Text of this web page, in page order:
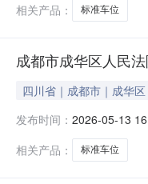
相关产品：
标准车位
成都市成华区人民
四川省｜成都市｜成华区
发布时间： 2026-05-13
相关产品：
标准车位